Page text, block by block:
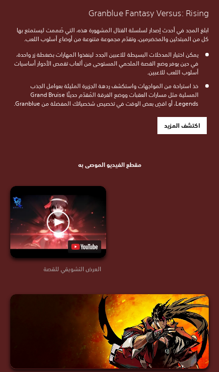
Granblue Fantasy Versus: Rising
ابلغ المجد في أحدث إصدار لسلسلة القتال المشهورة هذه، التي صُممت ليستمتع بها
كل من المبتدئين والمخضرمين، وتقدّم مجموعة متنوعة من أوضاع أسلوب اللعب.
يمكن اختيار المدخلات البسيطة للاعبين الجدد لينفذوا المهارات بضغطة زر واحدة،
في حين يوفر وضع القصة الملحمي المستوحى من ألعاب تقمص الأدوار أساسيات
أسلوب اللعب للاعبين.
خذ استراحة من المواجهات واستكشف ردهة الجزيرة المليئة بعوامل الجذب
المسلية مثل مسارات العقبات ووضع الفرقة المُقدّم حديثًا Grand Bruise
Legends، أو اقضِ بعض الوقت في تخصيص شخصياتك المفضلة من Granblue.
اكتشف المزيد
مقطع الفيديو الموصى به
العرض التشويقي للقصة